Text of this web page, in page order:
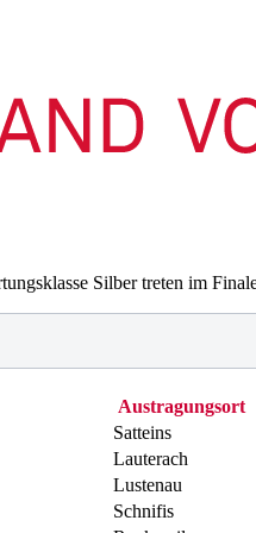
Silber treten im
Austragungsort
Satteins
Lauterach
Lustenau
Schnifis